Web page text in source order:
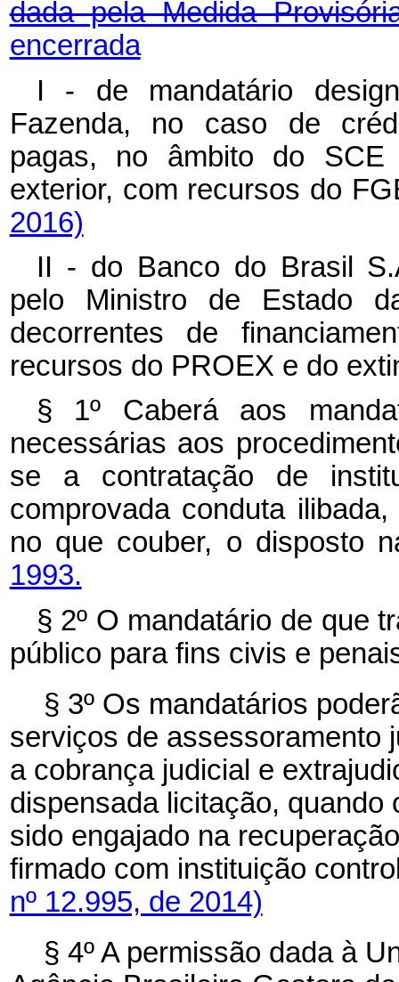
dada pela Medida
encerrada
I - de mandatário
Fazenda, no caso de
pagas, no âmbito do
exterior, com recursos do
2016)
II - do Banco do Brasil
pelo Ministro de Estado
decorrentes de
recursos do PROEX e do
§ 1º Caberá aos
necessárias aos
se a contratação de
comprovada conduta
no que couber, o disposto
1993.
§ 2º O mandatário de que
público para fins civis e
§ 3º Os mandatários
serviços de assessoramento
a cobrança judicial e
dispensada licitação,
sido engajado na
firmado com instituição
nº 12.995, de 2014)
§ 4º A permissão dada à